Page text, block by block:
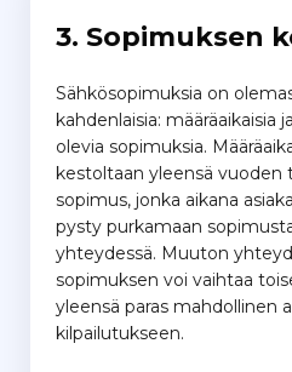
3. Sopimuksen
Sähkösopimuksia on
kahdenlaisia: määräaikaisia
olevia sopimuksia.
kestoltaan yleensä vuoden
sopimus, jonka aikana
pysty purkamaan
yhteydessä. Muuton
sopimuksen voi vaihtaa
yleensä paras mahdollinen
kilpailutukseen.